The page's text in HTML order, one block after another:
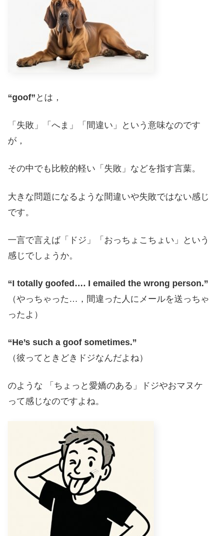
“goof” とは，
「失敗」「へま」「間違い」という意味なのです
が，
その中でも比較的軽い「失敗」などを指す言葉。
大きな問題になるような間違いや失敗ではない感じ
です。
一言で言えば「ドジ」「おっちょこちょい」という
感じでしょうか。
“I totally goofed…. I emailed the wrong person.”
（やっちゃった…，間違った人にメールを送っちゃ
ったよ）
“He’s such a goof sometimes.”
（彼ってときどきドジなんだよね）
のような 「ちょっと愛嬌のある」ドジやおマヌケ
って感じなのですよね。